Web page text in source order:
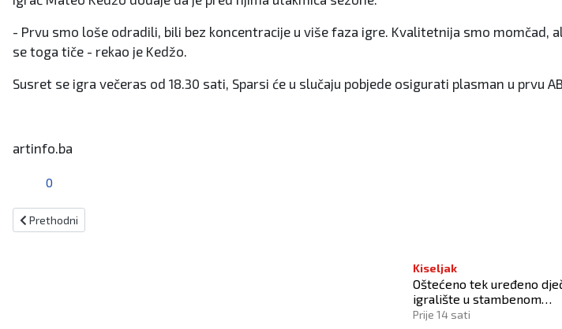
- Prvu smo loše odradili, bili bez koncentracije u više faza igre. Kvalitetnija smo
se toga tiče - rekao je Kedžo.
Susret se igra večeras od 18.30 sati, Sparsi će u slučaju pobjede osigurati plasman u prvu
artinfo.ba
0
Prethodni članak: Pobjedom protiv Radnika napraviti ogroman korak ka opstanku
Prethodni
Kiseljak
Oštećeno tek uređeno
igralište u stambenom
naselju
Prije 14 sati